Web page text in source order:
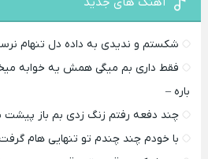
شکستم و ندیدی به داده دل تنهام
فقط داری بم میگی همش یه خوابه
باره –
چند دفعه رفتم زنگ زدی بم باز پیشت
با خودم چند چندم تو تنهایی هام